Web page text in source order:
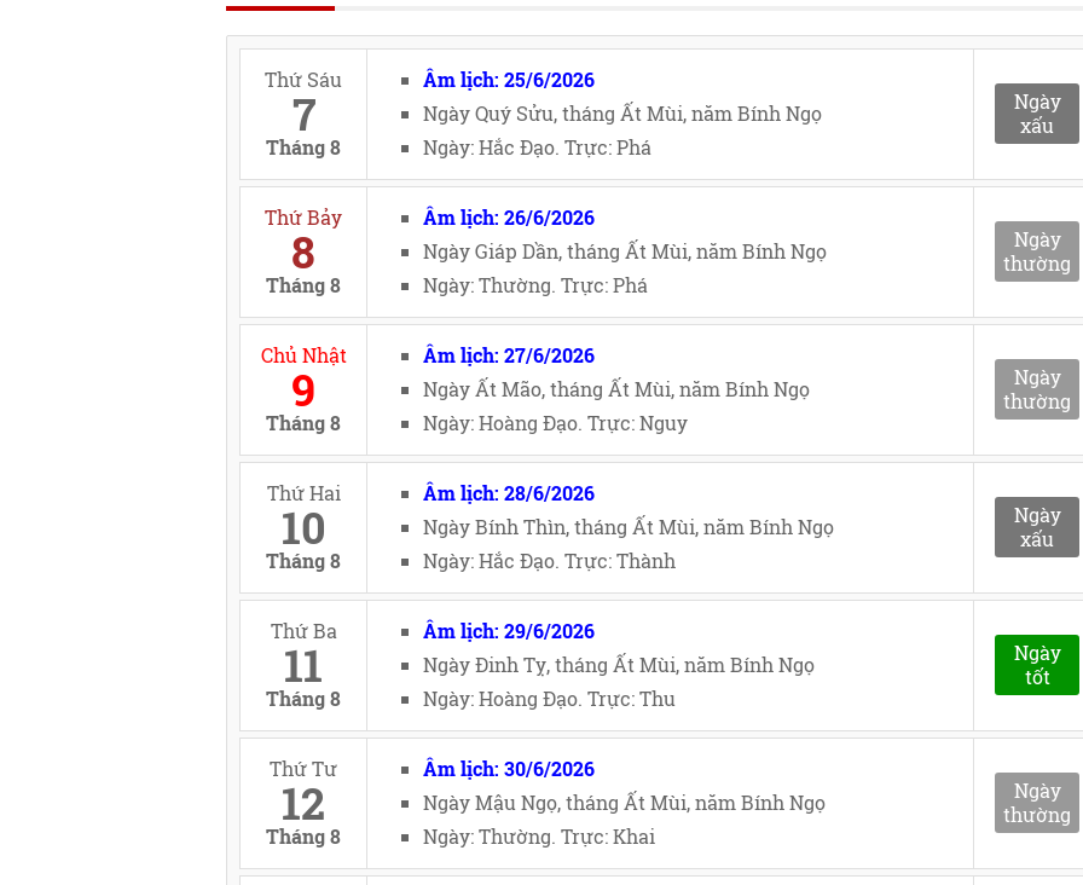
Thứ Sáu
7
Tháng 8
Âm lịch: 25/6/2026
Ngày Quý Sửu, tháng Ất Mùi, năm Bính Ngọ
Ngày: Hắc Đạo. Trực: Phá
Ngày
xấu
Thứ Bảy
8
Tháng 8
Âm lịch: 26/6/2026
Ngày Giáp Dần, tháng Ất Mùi, năm Bính Ngọ
Ngày: Thường. Trực: Phá
Ngày
thường
Chủ Nhật
9
Tháng 8
Âm lịch: 27/6/2026
Ngày Ất Mão, tháng Ất Mùi, năm Bính Ngọ
Ngày: Hoàng Đạo. Trực: Nguy
Ngày
thường
Thứ Hai
10
Tháng 8
Âm lịch: 28/6/2026
Ngày Bính Thìn, tháng Ất Mùi, năm Bính Ngọ
Ngày: Hắc Đạo. Trực: Thành
Ngày
xấu
Thứ Ba
11
Tháng 8
Âm lịch: 29/6/2026
Ngày Đinh Tỵ, tháng Ất Mùi, năm Bính Ngọ
Ngày: Hoàng Đạo. Trực: Thu
Ngày
tốt
Thứ Tư
12
Tháng 8
Âm lịch: 30/6/2026
Ngày Mậu Ngọ, tháng Ất Mùi, năm Bính Ngọ
Ngày: Thường. Trực: Khai
Ngày
thường